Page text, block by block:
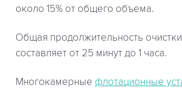
около 15% от общего объема.
Общая продолжительность
составляет от 25 минут до 1 часа.
Многокамерные флотационные